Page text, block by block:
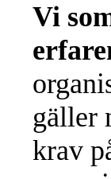
Vi
gäller
krav